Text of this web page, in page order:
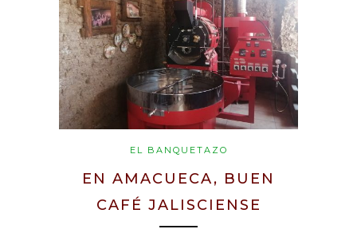
EL BANQUETAZO
EN AMACUECA, BUEN
CAFÉ JALISCIENSE